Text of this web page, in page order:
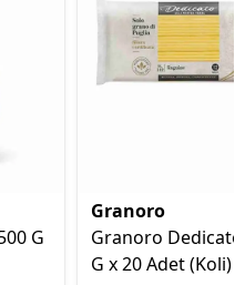
G
Granoro
Granoro
G x 20 Adet (Koli)